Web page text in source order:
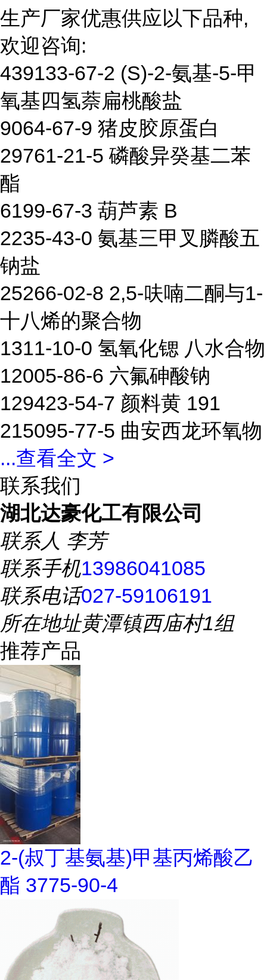
生产厂家优惠供应以下品种,
欢迎咨询:
439133-67-2 (S)-2-氨基-5-甲
氧基四氢萘扁桃酸盐
9064-67-9 猪皮胶原蛋白
29761-21-5 磷酸异癸基二苯
酯
6199-67-3 葫芦素 B
2235-43-0 氨基三甲叉膦酸五
钠盐
25266-02-8 2,5-呋喃二酮与1-
十八烯的聚合物
1311-10-0 氢氧化锶 八水合物
12005-86-6 六氟砷酸钠
129423-54-7 颜料黄 191
215095-77-5 曲安西龙环氧物
...查看全文 >
联系我们
湖北达豪化工有限公司
联系人 李芳
联系手机13986041085
联系电话027-59106191
所在地址黄潭镇西庙村1组
推荐产品
2-(叔丁基氨基)甲基丙烯酸乙
酯 3775-90-4